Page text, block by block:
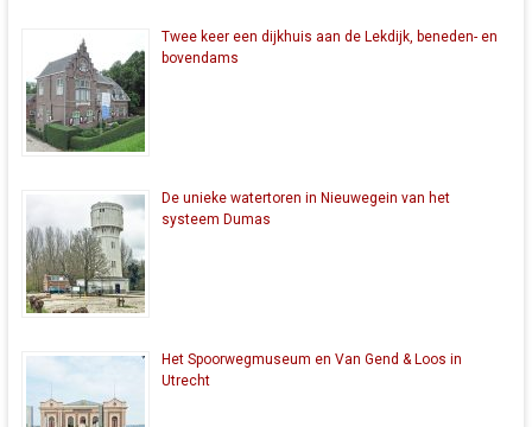
Twee keer een dijkhuis aan de Lekdijk, beneden- en
bovendams
De unieke watertoren in Nieuwegein van het
systeem Dumas
Het Spoorwegmuseum en Van Gend & Loos in
Utrecht